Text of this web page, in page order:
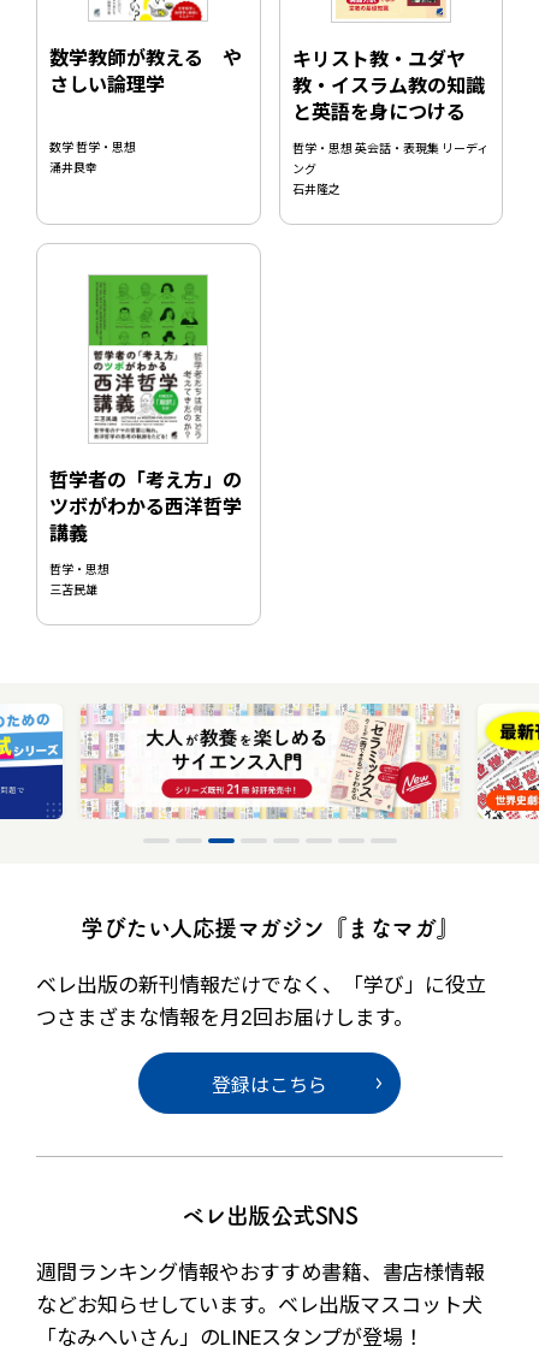
数学教師が教える や
さしい論理学
数学 哲学・思想
涌井良幸
キリスト教・ユダヤ
教・イスラム教の知識
と英語を身につける
哲学・思想 英会話・表現集 リーディ
ング
石井隆之
哲学者の「考え方」の
ツボがわかる西洋哲学
講義
哲学・思想
三苫民雄
学びたい人応援マガジン『まなマガ』
ベレ出版の新刊情報だけでなく、
「学び」に役立
つさまざまな情報を月2回お届けします。
登録はこちら
ベレ出版公式SNS
週間ランキング情報やおすすめ書籍、書店様情報
などお知らせしています。ベレ出版マスコット犬
「なみへいさん」のLINEスタンプが登場！